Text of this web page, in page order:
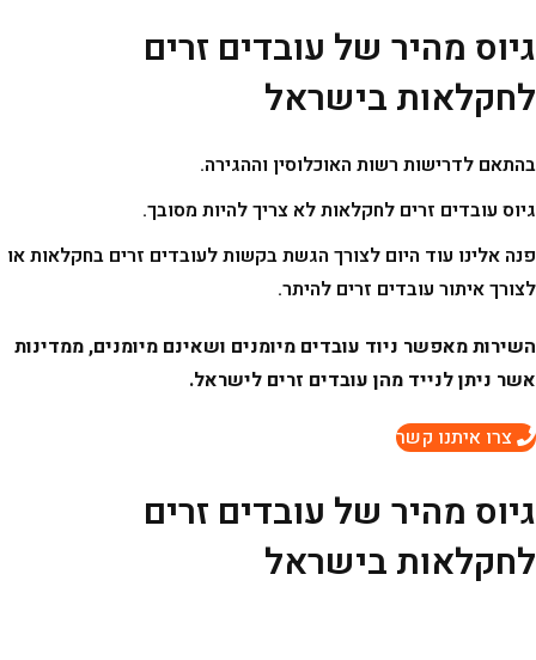
Skip
content
גיוס מהיר של עובדים זרים
לחקלאות בישראל
בהתאם לדרישות רשות האוכלוסין וההגירה.
גיוס עובדים זרים לחקלאות לא צריך להיות מסובך.
פנה אלינו עוד היום לצורך הגשת בקשות לעובדים זרים בחקלאות או
לצורך איתור עובדים זרים להיתר.
השירות מאפשר ניוד עובדים מיומנים ושאינם מיומנים, ממדינות
אשר ניתן לנייד מהן עובדים זרים לישראל.
צרו איתנו קשר
גיוס מהיר של עובדים זרים
לחקלאות בישראל